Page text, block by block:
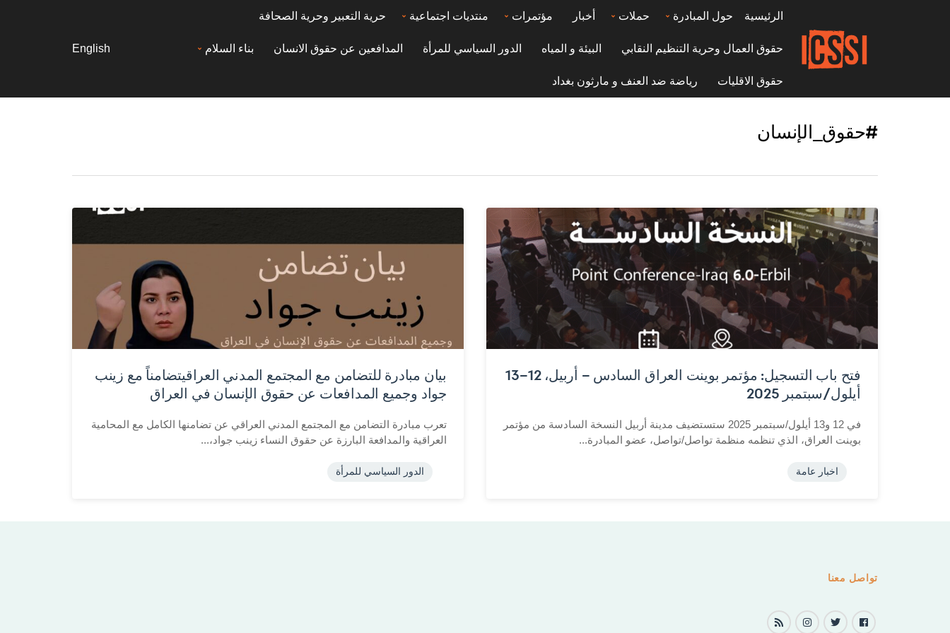
الرئيسية حول المبادرة حملات أخبار مؤتمرات منتديات اجتماعية حرية التعبير وحرية الصحافة
حقوق العمال وحرية التنظيم النقابي البيئة و المياه الدور السياسي للمرأة المدافعين عن حقوق الانسان بناء السلام
حقوق الاقليات رياضة ضد العنف و مارثون بغداد
English
#حقوق_الإنسان
فتح باب التسجيل: مؤتمر بوينت العراق السادس – أربيل، 12–13
أيلول/سبتمبر 2025
في 12 و13 أيلول/سبتمبر 2025 ستستضيف مدينة أربيل النسخة السادسة من مؤتمر
بوينت العراق، الذي تنظمه منظمة تواصل/تواصل، عضو المبادرة...
اخبار عامة
بيان مبادرة للتضامن مع المجتمع المدني العراقيتضامناً مع زينب
جواد وجميع المدافعات عن حقوق الإنسان في العراق
تعرب مبادرة التضامن مع المجتمع المدني العراقي عن تضامنها الكامل مع المحامية
العراقية والمدافعة البارزة عن حقوق النساء زينب جواد،...
الدور السياسي للمرأة
تواصل معنا